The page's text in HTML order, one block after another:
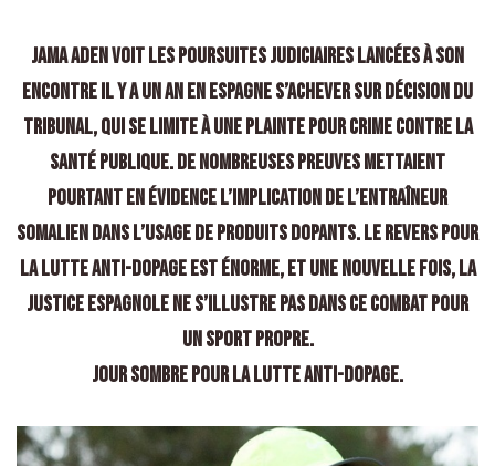
Jama Aden voit les poursuites judiciaires lancées à son
encontre il y a un an en Espagne s’achever sur décision du
Tribunal, qui se limite à une plainte pour crime contre la
santé publique. De nombreuses preuves mettaient
pourtant en évidence l’implication de l’entraîneur
somalien dans l’usage de produits dopants. Le revers pour
la lutte anti-dopage est énorme, et une nouvelle fois, la
Justice Espagnole ne s’illustre pas dans ce combat pour
un sport propre.
Jour sombre pour la lutte anti-dopage.